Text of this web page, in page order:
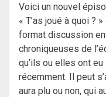
Voici un nouvel
« T’as joué à quoi ?
format discussion
chroniqueuses de
qu’ils ou elles ont
récemment. Il peut
aura plu ou non, qui